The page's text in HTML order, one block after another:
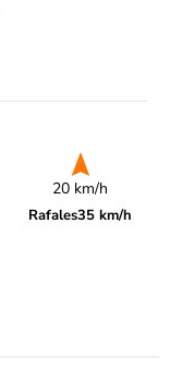
20 km/h
Rafales35 km/h